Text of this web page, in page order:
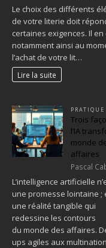
Le choix des différents
de votre literie doit
certaines exigences. Il en
notamment ainsi au
l’achat de votre lit…
Lire la suite
PRATIQUE
Trois
l’IA
monde
affaires
Pascal
L’intelligence artificielle
une promesse lointaine ;
une réalité tangible qui
redessine les contours
du monde des affaires.
ups agiles aux